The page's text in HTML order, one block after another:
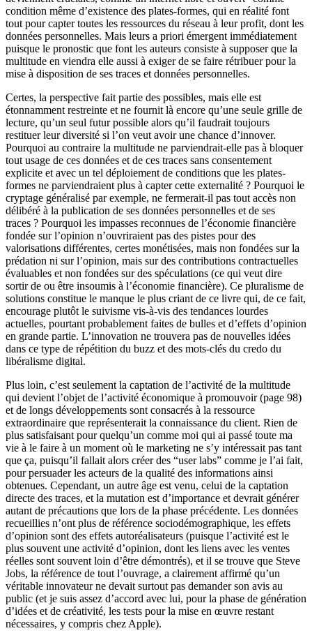
condition même d’existence des plates-formes, qui en réalité font
tout pour capter toutes les ressources du réseau à leur profit, dont les
données personnelles. Mais leurs a priori émergent immédiatement
puisque le pronostic que font les auteurs consiste à supposer que la
multitude en viendra elle aussi à exiger de se faire rétribuer pour la
mise à disposition de ses traces et données personnelles.
Certes, la perspective fait partie des possibles, mais elle est
étonnamment restreinte et ne fournit là encore qu’une seule grille de
lecture, qu’un seul futur possible alors qu’il faudrait toujours
restituer leur diversité si l’on veut avoir une chance d’innover.
Pourquoi au contraire la multitude ne parviendrait-elle pas à bloquer
tout usage de ces données et de ces traces sans consentement
explicite et avec un tel déploiement de conditions que les plates-
formes ne parviendraient plus à capter cette externalité ? Pourquoi le
cryptage généralisé par exemple, ne fermerait-il pas tout accès non
délibéré à la publication de ses données personnelles et de ses
traces ? Pourquoi les impasses reconnues de l’économie financière
fondée sur l’opinion n’ouvriraient pas des pistes pour des
valorisations différentes, certes monétisées, mais non fondées sur la
prédation ni sur l’opinion, mais sur des contributions contractuelles
évaluables et non fondées sur des spéculations (ce qui veut dire
sortir de ou être insoumis à l’économie financière). Ce pluralisme de
solutions constitue le manque le plus criant de ce livre qui, de ce fait,
encourage plutôt le suivisme vis-à-vis des tendances lourdes
actuelles, pourtant probablement faites de bulles et d’effets d’opinion
en grande partie. L’innovation ne trouvera pas de nouvelles idées
dans ce type de répétition du buzz et des mots-clés du credo du
libéralisme digital.
Plus loin, c’est seulement la captation de l’activité de la multitude
qui devient l’objet de l’activité économique à promouvoir (page 98)
et de longs développements sont consacrés à la ressource
extraordinaire que représenterait la connaissance du client. Rien de
plus satisfaisant pour quelqu’un comme moi qui ai passé toute ma
vie à le faire à un moment où le marketing ne s’y intéressait pas tant
que ça, puisqu’il fallait alors créer des “user labs” comme je l’ai fait,
pour persuader les acteurs de la qualité des informations ainsi
obtenues. Cependant, un autre âge est venu, celui de la captation
directe des traces, et la mutation est d’importance et devrait générer
autant de précautions que lors de la phase précédente. Les données
recueillies n’ont plus de référence sociodémographique, les effets
d’opinion sont des effets autoréalisateurs (puisque l’activité est le
plus souvent une activité d’opinion, dont les liens avec les ventes
réelles sont souvent loin d’être démontrés), et il se trouve que Steve
Jobs, la référence de tout l’ouvrage, a clairement affirmé qu’un
véritable innovateur ne devait surtout pas demander son avis au
public (et je suis assez d’accord avec lui, pour la phase de génération
d’idées et de créativité, les tests pour la mise en œuvre restant
nécessaires, y compris chez Apple).